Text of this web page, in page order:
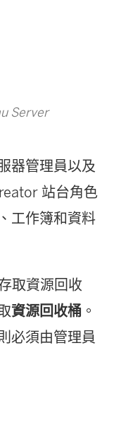
Server
器管理員以及
站台角色
工作簿和資料
取資源回收
資源回收桶 。
必須由管理員